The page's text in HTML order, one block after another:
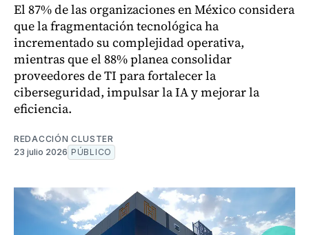
El 87% de las organizaciones en México considera
que la fragmentación tecnológica ha
incrementado su complejidad operativa,
mientras que el 88% planea consolidar
proveedores de TI para fortalecer la
ciberseguridad, impulsar la IA y mejorar la
eficiencia.
REDACCIÓN CLUSTER
23 julio 2026 PÚBLICO